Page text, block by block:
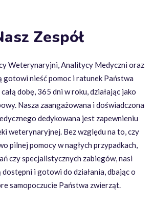
Zespół
Weterynaryjni, Analitycy Medyczni oraz
gotowi nieść pomoc i ratunek Państwa
dobę, 365 dni w roku, działając jako
Nasza zaangażowana i doświadczona
dedykowana jest zapewnieniu
weterynaryjnej. Bez względu na to, czy
pilnej pomocy w nagłych przypadkach,
czy specjalistycznych zabiegów, nasi
i gotowi do działania, dbając o
samopoczucie Państwa zwierząt.